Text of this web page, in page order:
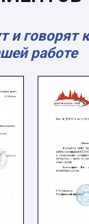
и говорят
работе